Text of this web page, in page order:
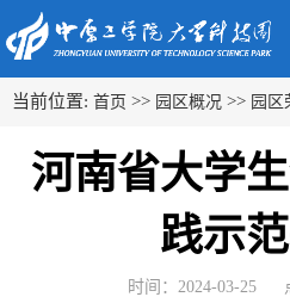
当前位置: 首页 >> 园区概况 >> 园区
河南省大学
践示
时间：2024-03-25